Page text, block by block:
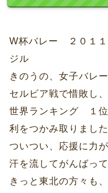
W杯バレー
ジル
きのうの、女子バレ
セルビア戦で惜敗し
世界ランキング １位
利をつかみ取りました
ついつい、応援に力
汗を流してがんばっ
きっと東北の方々も